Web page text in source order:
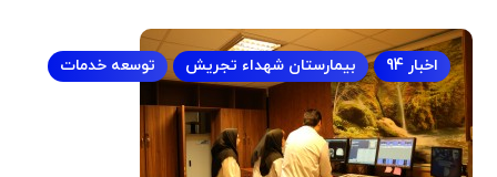
اخبار 94 بیمارستان شهداء تجریش توسعه خدمات